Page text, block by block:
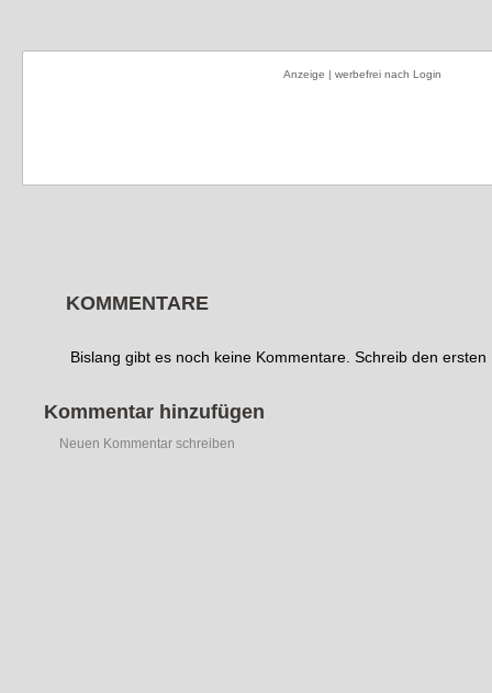
Anzeige | werbefrei nach Login
KOMMENTARE
Bislang gibt es noch keine Kommentare. Schreib den ersten
Kommentar hinzufügen
Neuen Kommentar schreiben